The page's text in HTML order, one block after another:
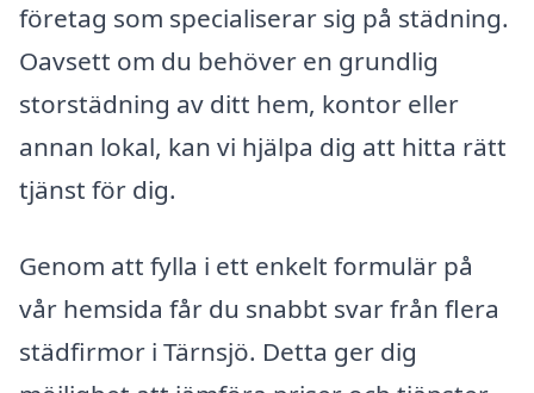
företag som specialiserar sig på städning.
Oavsett om du behöver en grundlig
storstädning av ditt hem, kontor eller
annan lokal, kan vi hjälpa dig att hitta rätt
tjänst för dig.
Genom att fylla i ett enkelt formulär på
vår hemsida får du snabbt svar från flera
städfirmor i Tärnsjö. Detta ger dig